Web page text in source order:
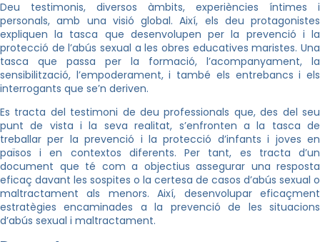
Deu testimonis, diversos àmbits, experiències íntimes i
personals, amb una visió global. Així, els deu protagonistes
expliquen la tasca que desenvolupen per la prevenció i la
protecció de l’abús sexual a les obres educatives maristes. Una
tasca que passa per la formació, l’acompanyament, la
sensibilització, l’empoderament, i també els entrebancs i els
interrogants que se’n deriven.
Es tracta del testimoni de deu professionals que, des del seu
punt de vista i la seva realitat, s’enfronten a la tasca de
treballar per la prevenció i la protecció d’infants i joves en
països i en contextos diferents. Per tant, es tracta d’un
document que té com a objectius assegurar una resposta
eficaç davant les sospites o la certesa de casos d’abús sexual o
maltractament als menors. Així, desenvolupar eficaçment
estratègies encaminades a la prevenció de les situacions
d’abús sexual i maltractament.